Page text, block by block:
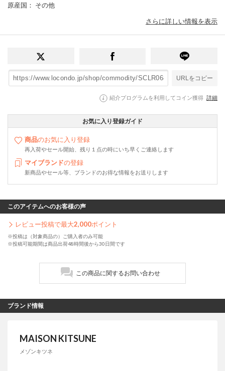
原産国 ： その他
さらに詳しい情報を表示
URLをコピー
紹介プログラムを利用してコイン獲得 詳細
お気に入り登録ガイド
商品のお気に入り登録
再入荷やセール開始、残り１点の時にいち早くご連絡します
マイブランドの登録
新商品やセール等、ブランドのお得な情報をお送りします
このアイテムへのお客様の声
レビュー投稿で最大2,000ポイント
※投稿は（対象商品の）ご購入者のみ可能
※投稿可能期間は商品出荷48時間後から30日間です
この商品に関するお問い合わせ
ブランド情報
MAISON KITSUNE
メゾンキツネ